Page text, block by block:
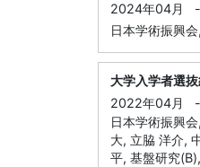
2024年04月
-
日本学術振興
大学入学者選
2022年04月
-
日本学術振興
大, 立脇 洋介,
平, 基盤研究